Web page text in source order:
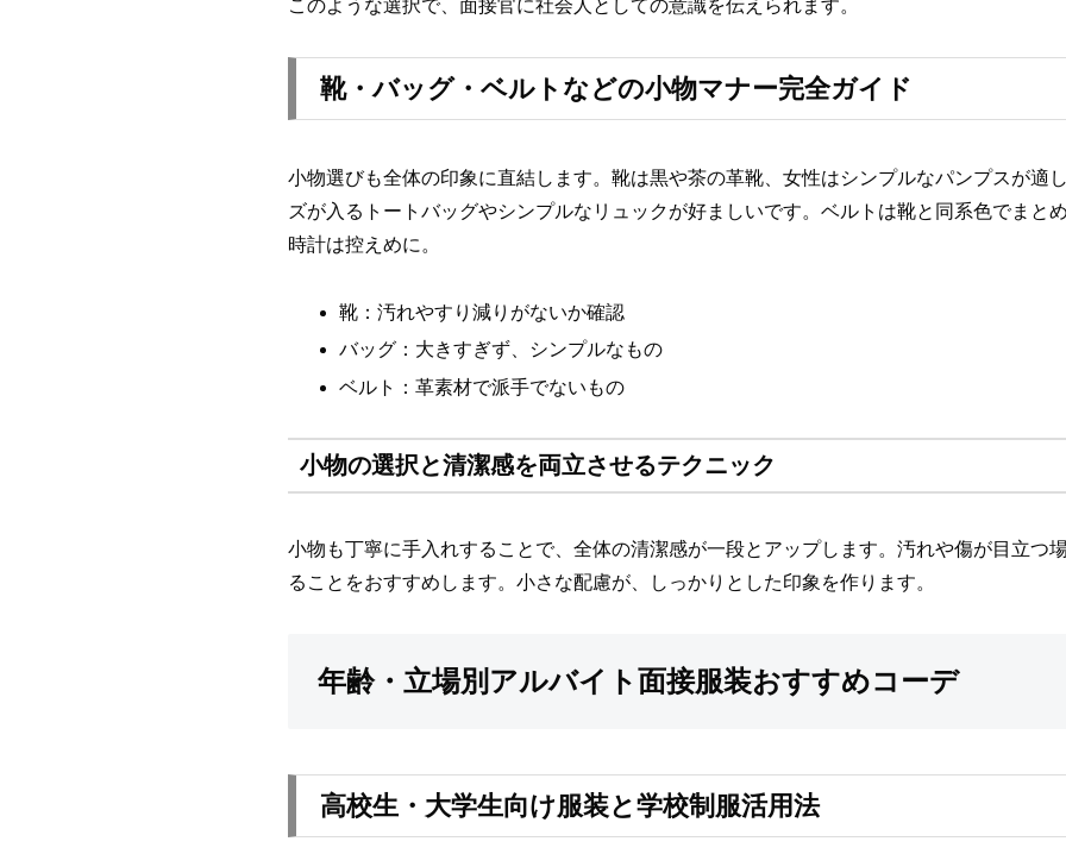
このような選択で、面接官に社会人としての意識を伝えられます。
靴・バッグ・ベルトなどの小物マナー完全ガイド
小物選びも全体の印象に直結します。靴は黒や茶の革靴、女性はシンプルなパンプスが適
ズが入るトートバッグやシンプルなリュックが好ましいです。ベルトは靴と同系色でまと
時計は控えめに。
靴：汚れやすり減りがないか確認
バッグ：大きすぎず、シンプルなもの
ベルト：革素材で派手でないもの
小物の選択と清潔感を両立させるテクニック
小物も丁寧に手入れすることで、全体の清潔感が一段とアップします。汚れや傷が目立つ
ることをおすすめします。小さな配慮が、しっかりとした印象を作ります。
年齢・立場別アルバイト面接服装おすすめコーデ
高校生・大学生向け服装と学校制服活用法